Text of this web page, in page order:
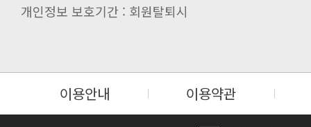
개인정보 보호기간 : 회원탈퇴시
이용안내 이용약관